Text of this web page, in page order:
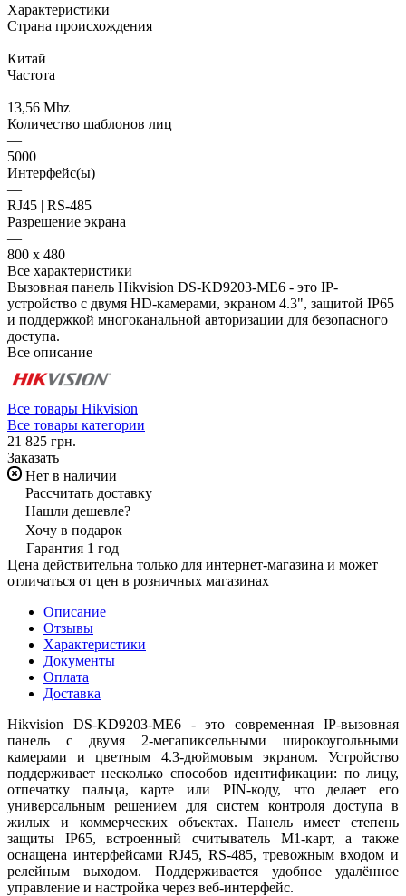
Характеристики
Страна происхождения
—
Китай
Частота
—
13,56 Mhz
Количество шаблонов лиц
—
5000
Интерфейс(ы)
—
RJ45 | RS-485
Разрешение экрана
—
800 х 480
Все характеристики
Вызовная панель Hikvision DS-KD9203-ME6 - это IP-
устройство с двумя HD-камерами, экраном 4.3", защитой IP65
и поддержкой многоканальной авторизации для безопасного
доступа.
Все описание
Все товары Hikvision
Все товары категории
21 825 грн.
Заказать
Нет в наличии
Рассчитать доставку
Нашли дешевле?
Хочу в подарок
Гарантия 1 год
Цена действительна только для интернет-магазина и может
отличаться от цен в розничных магазинах
Описание
Отзывы
Характеристики
Документы
Оплата
Доставка
Hikvision DS-KD9203-ME6 - это современная IP-вызовная
панель с двумя 2-мегапиксельными широкоугольными
камерами и цветным 4.3-дюймовым экраном. Устройство
поддерживает несколько способов идентификации: по лицу,
отпечатку пальца, карте или PIN-коду, что делает его
универсальным решением для систем контроля доступа в
жилых и коммерческих объектах. Панель имеет степень
защиты IP65, встроенный считыватель M1-карт, а также
оснащена интерфейсами RJ45, RS-485, тревожным входом и
релейным выходом. Поддерживается удобное удалённое
управление и настройка через веб-интерфейс.